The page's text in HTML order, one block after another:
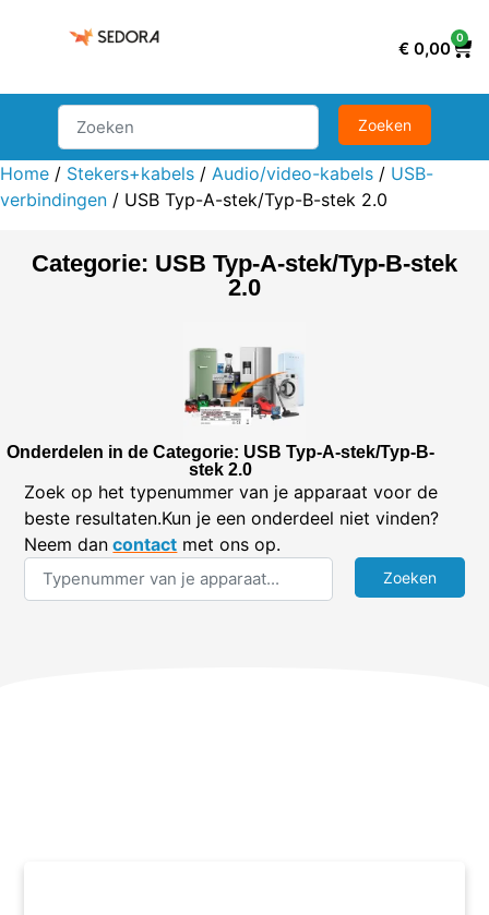
€ 0,00
0
Home / Stekers+kabels / Audio/video-kabels / USB-
verbindingen / USB Typ-A-stek/Typ-B-stek 2.0
Categorie: USB Typ-A-stek/Typ-B-stek
2.0
Onderdelen in de Categorie: USB Typ-A-stek/Typ-B-
stek 2.0
Zoek op het typenummer van je apparaat voor de
beste resultaten.Kun je een onderdeel niet vinden?
Neem dan contact met ons op.